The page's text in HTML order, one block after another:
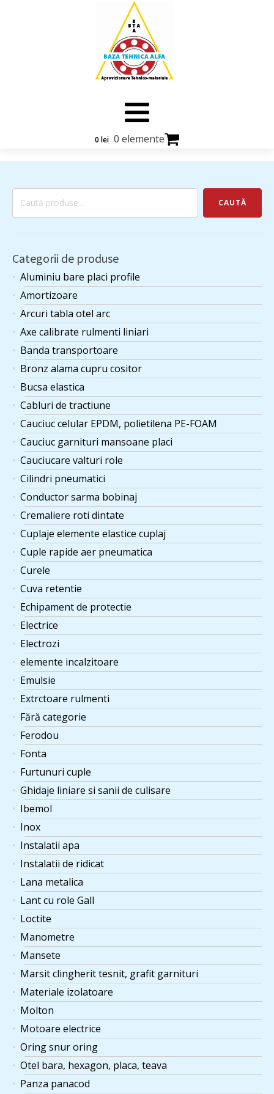
0 lei 0 elemente
Caută
CAUTĂ
Categorii de produse
Aluminiu bare placi profile
Amortizoare
Arcuri tabla otel arc
Axe calibrate rulmenti liniari
Banda transportoare
Bronz alama cupru cositor
Bucsa elastica
Cabluri de tractiune
Cauciuc celular EPDM, polietilena PE-FOAM
Cauciuc garnituri mansoane placi
Cauciucare valturi role
Cilindri pneumatici
Conductor sarma bobinaj
Cremaliere roti dintate
Cuplaje elemente elastice cuplaj
Cuple rapide aer pneumatica
Curele
Cuva retentie
Echipament de protectie
Electrice
Electrozi
elemente incalzitoare
Emulsie
Extrctoare rulmenti
Fără categorie
Ferodou
Fonta
Furtunuri cuple
Ghidaje liniare si sanii de culisare
Ibemol
Inox
Instalatii apa
Instalatii de ridicat
Lana metalica
Lant cu role Gall
Loctite
Manometre
Mansete
Marsit clingherit tesnit, grafit garnituri
Materiale izolatoare
Molton
Motoare electrice
Oring snur oring
Otel bara, hexagon, placa, teava
Panza panacod